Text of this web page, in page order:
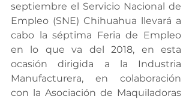
septiembre el Servicio Nacional de
Empleo (SNE) Chihuahua llevará a
cabo la séptima Feria de Empleo
en lo que va del 2018, en esta
ocasión dirigida a la Industria
Manufacturera, en colaboración
con la Asociación de Maquiladoras